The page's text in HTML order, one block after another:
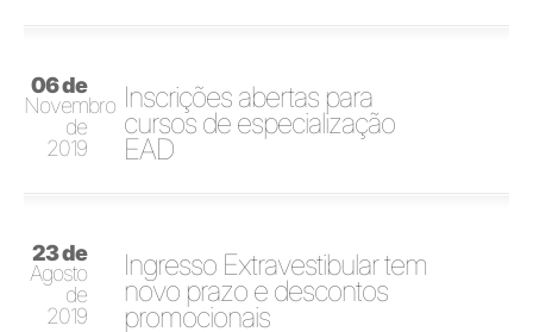
06 de
Novembro
de
2019
Inscrições abertas para
cursos de especialização
EAD
23 de
Agosto
de
2019
Ingresso Extravestibular tem
novo prazo e descontos
promocionais